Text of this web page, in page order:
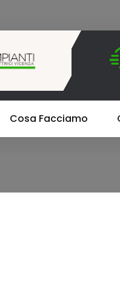
Cosa Facciamo